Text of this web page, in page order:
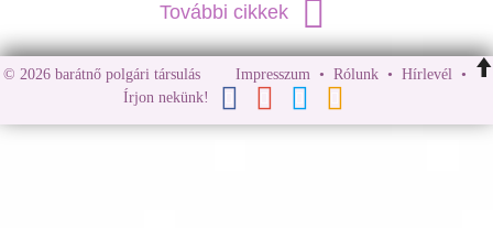
További cikkek
© 2026 barátnő polgári társulás Impresszum • Rólunk• Hírlevél •
Írjon nekünk!